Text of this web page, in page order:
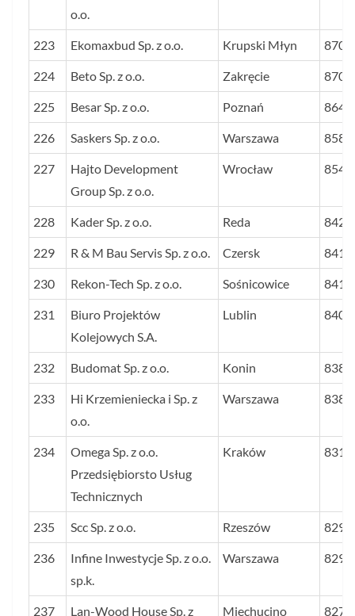
o.o.
223 Ekomaxbud Sp. z o.o. Krupski Młyn 870
224 Beto Sp. z o.o. Zakręcie 870
225 Besar Sp. z o.o. Poznań 864
226 Saskers Sp. z o.o. Warszawa 858
227
Hajto Development
Group Sp. z o.o.
Wrocław 854
228 Kader Sp. z o.o. Reda 842
229 R & M Bau Servis Sp. z o.o. Czersk 841
230 Rekon-Tech Sp. z o.o. Sośnicowice 841
231
Biuro Projektów
Kolejowych S.A.
Lublin 840
232 Budomat Sp. z o.o. Konin 838
233
Hi Krzemieniecka i Sp. z
o.o.
Warszawa 838
234
Omega Sp. z o.o.
Przedsiębiorsto Usług
Technicznych
Kraków 831
235 Scc Sp. z o.o. Rzeszów 829
236
Infine Inwestycje Sp. z o.o.
sp.k.
Warszawa 829
237 Lan-Wood House Sp. z Miechucino 827